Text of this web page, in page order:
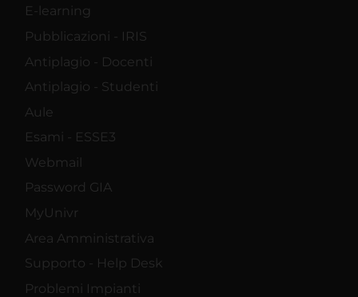
E-learning
Pubblicazioni - IRIS
Antiplagio - Docenti
Antiplagio - Studenti
Aule
Esami - ESSE3
Webmail
Password GIA
MyUnivr
Area Amministrativa
Supporto - Help Desk
Problemi Impianti